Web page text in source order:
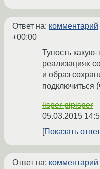
Ответ на: комментарий
+00:00
Тупость
реализациях
и образ
подключиться
lisper-pipisper
05.03.2015
Показать ответ
Ответ на: комментарий